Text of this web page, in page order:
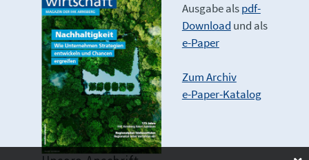
Ausgabe alspdf-
Download und als
e-Paper
Zum Archiv
e-Paper-Katalog